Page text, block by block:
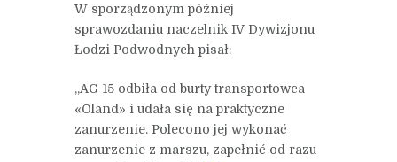
W sporządzonym później
sprawozdaniu naczelnik IV Dywizjonu
Łodzi Podwodnych pisał:
„AG-15 odbiła od burty transportowca
«Oland» i udała się na praktyczne
zanurzenie. Polecono jej wykonać
zanurzenie z marszu, zapełnić od razu